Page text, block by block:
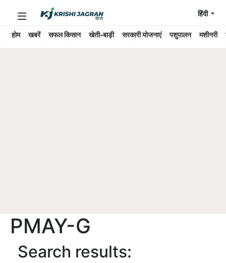
होम खबरें सफल किसान खेती-बाड़ी सरकारी योजनाएं पशुपालन मशीनरी
हिंदी
PMAY-G
Search results: